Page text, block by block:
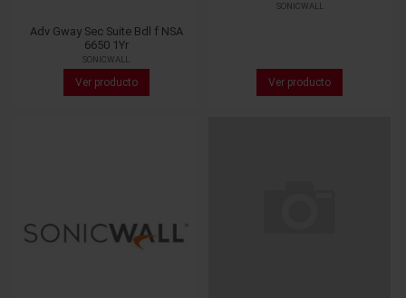
Adv Gway Sec Suite Bdl f NSA
6650 1Yr
SONICWALL
Ver producto
SONICWALL
Ver producto